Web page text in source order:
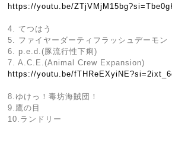
https://youtu.be/
4. てつはう
5. ファイヤーダーティフラッシュデーモン
6. p.e.d.(豚流行性下痢)
7. A.C.E.(Animal Crew Expansion)
https://youtu.be/
8.ゆけっ！毒坊海賊団！
9.鷹の目
10.ランドリー